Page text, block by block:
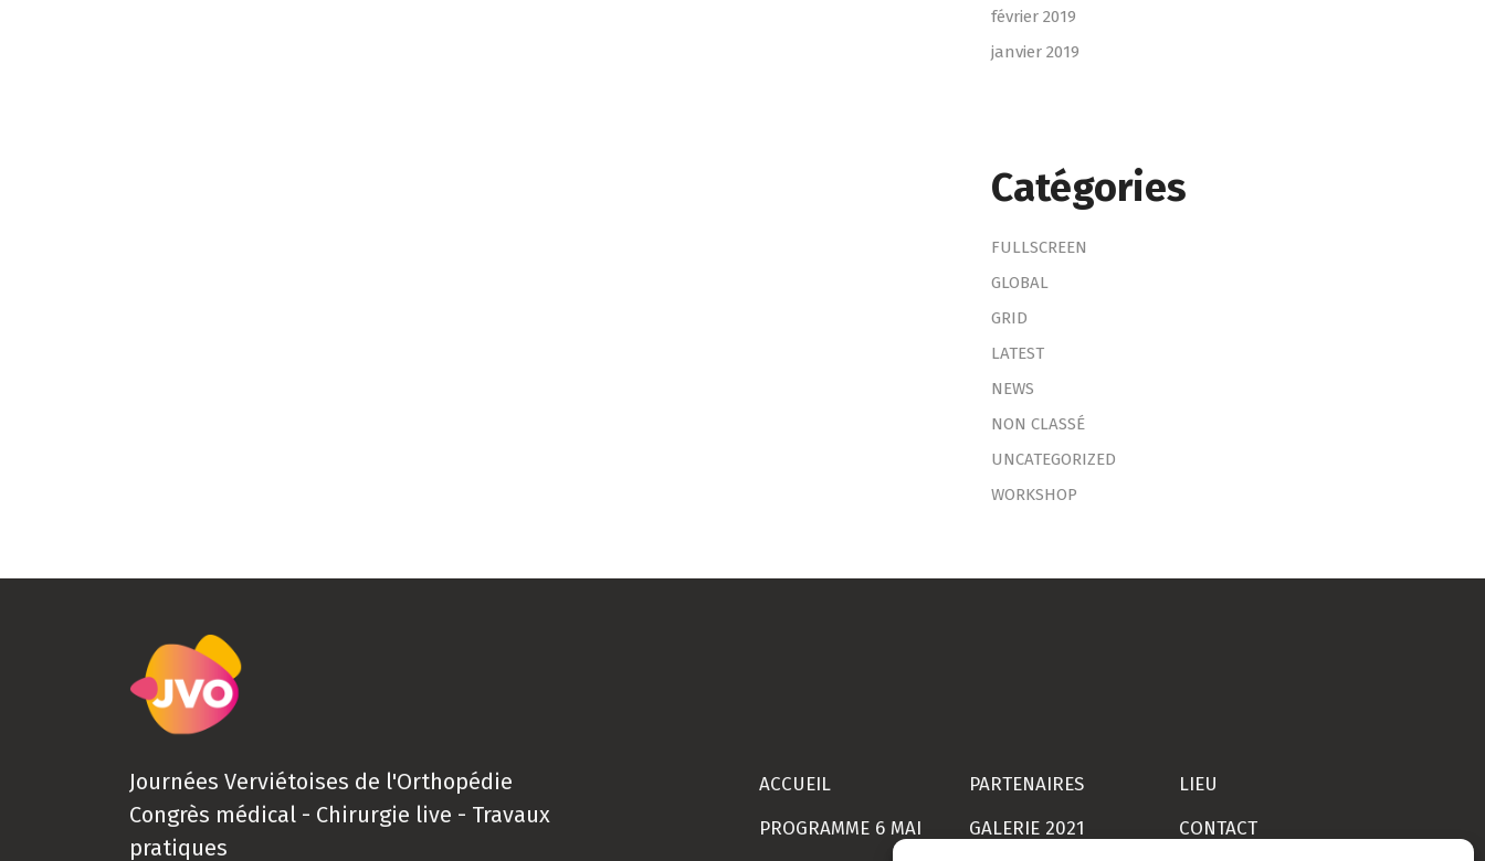
février 2019
janvier 2019
Catégories
FULLSCREEN
GLOBAL
GRID
LATEST
NEWS
NON CLASSÉ
UNCATEGORIZED
WORKSHOP
Journées Verviétoises de l'Orthopédie
Congrès médical - Chirurgie live - Travaux
pratiques
ACCUEIL
PROGRAMME 6 MAI
PARTENAIRES
GALERIE 2021
LIEU
CONTACT